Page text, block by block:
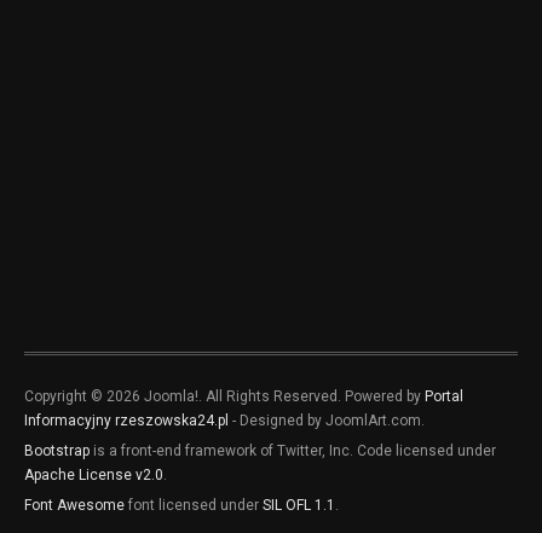
Copyright © 2026 Joomla!. All Rights Reserved. Powered by Portal
Informacyjny rzeszowska24.pl - Designed by JoomlArt.com.
Bootstrap is a front-end framework of Twitter, Inc. Code licensed under
Apache License v2.0.
Font Awesome font licensed under SIL OFL 1.1 .